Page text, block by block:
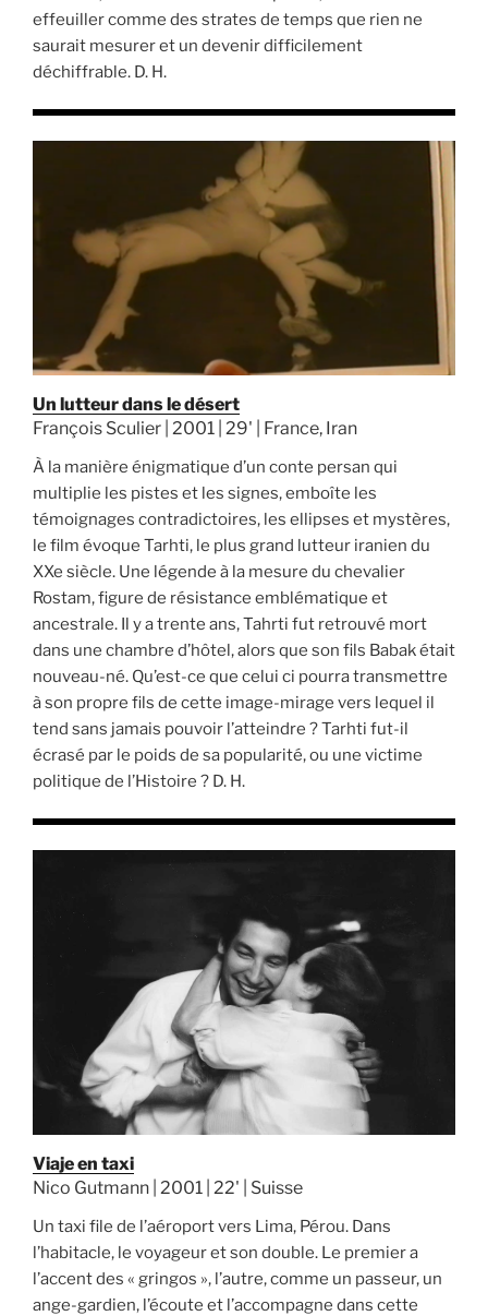
effeuiller comme des strates de temps que rien ne
saurait mesurer et un devenir difficilement
déchiffrable. D. H.
Un lutteur dans le désert
François Sculier | 2001 | 29' | France, Iran
À la manière énigmatique d’un conte persan qui
multiplie les pistes et les signes, emboîte les
témoignages contradictoires, les ellipses et mystères,
le film évoque Tarhti, le plus grand lutteur iranien du
XXe siècle. Une légende à la mesure du chevalier
Rostam, figure de résistance emblématique et
ancestrale. Il y a trente ans, Tahrti fut retrouvé mort
dans une chambre d’hôtel, alors que son fils Babak était
nouveau-né. Qu’est-ce que celui ci pourra transmettre
à son propre fils de cette image-mirage vers lequel il
tend sans jamais pouvoir l’atteindre ? Tarhti fut-il
écrasé par le poids de sa popularité, ou une victime
politique de l’Histoire ? D. H.
Viaje en taxi
Nico Gutmann | 2001 | 22' | Suisse
Un taxi file de l’aéroport vers Lima, Pérou. Dans
l’habitacle, le voyageur et son double. Le premier a
l’accent des « gringos », l’autre, comme un passeur, un
ange-gardien, l’écoute et l’accompagne dans cette